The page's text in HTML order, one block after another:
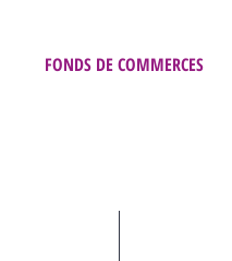
FONDS DE COMMERCES